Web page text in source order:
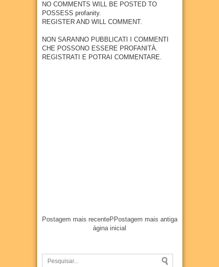
ce do
câncer
27 Jul 2026
a
esa
metal
úrgica
previs
ão de
300
NO COMMENTS WILL BE POSTED TO
POSSESS profanity.
REGISTER AND WILL COMMENT.
NON SARANNO PUBBLICATI I COMMENTI
CHE POSSONO ESSERE PROFANITÀ.
REGISTRATI E POTRAI COMMENTARE.
Postagem mais recente Postagem mais antiga
P
ágina inicial